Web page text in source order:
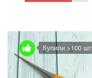
Купили >100 шт